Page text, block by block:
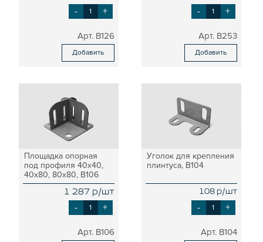
- +
B126
Добавить
- +
B253
Добавить
Площадка опорная
под профиля 40х40,
40х80, 80х80, B106
1 287 р/шт
- +
B106
Уголок для крепления
плинтуса, B104
108 р/шт
- +
B104